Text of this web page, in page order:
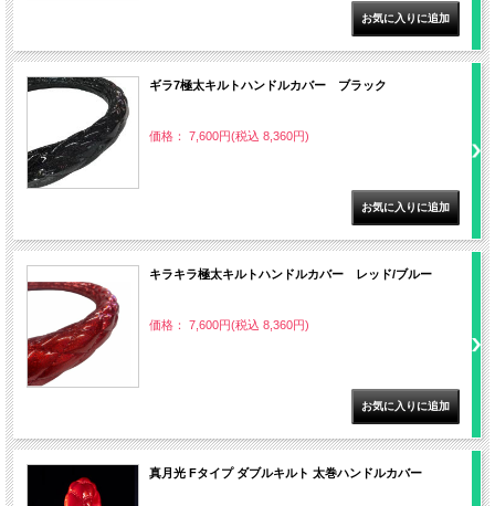
ギラ7極太キルトハンドルカバー ブラック
価格： 7,600円(税込 8,360円)
キラキラ極太キルトハンドルカバー レッド/ブルー
価格： 7,600円(税込 8,360円)
真月光 Fタイプ ダブルキルト 太巻ハンドルカバー